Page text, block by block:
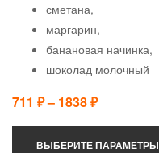
сметана,
маргарин,
банановая начинка,
шоколад молочный
711 ₽– 1838₽
ВЫБЕРИТЕ ПАРАМЕТРЫ